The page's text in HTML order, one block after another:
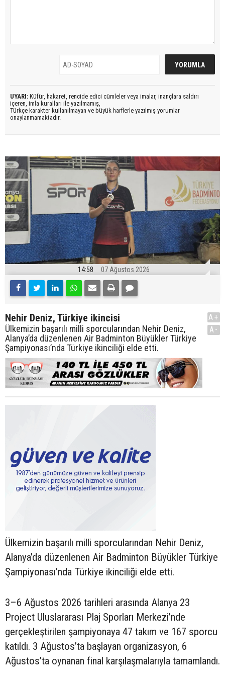
UYARI: Küfür, hakaret, rencide edici cümleler veya imalar, inançlara saldırı
içeren, imla kuralları ile yazılmamış,
Türkçe karakter kullanılmayan ve büyük harflerle yazılmış yorumlar
onaylanmamaktadır.
14:58 07 Ağustos 2026
Nehir Deniz, Türkiye ikincisi
Ülkemizin başarılı milli sporcularından Nehir Deniz,
Alanya’da düzenlenen Air Badminton Büyükler Türkiye
Şampiyonası’nda Türkiye ikinciliği elde etti.
A+
A-
Ülkemizin başarılı milli sporcularından Nehir Deniz,
Alanya’da düzenlenen Air Badminton Büyükler Türkiye
Şampiyonası’nda Türkiye ikinciliği elde etti.
3–6 Ağustos 2026 tarihleri arasında Alanya 23
Project Uluslararası Plaj Sporları Merkezi’nde
gerçekleştirilen şampiyonaya 47 takım ve 167 sporcu
katıldı. 3 Ağustos’ta başlayan organizasyon, 6
Ağustos’ta oynanan final karşılaşmalarıyla tamamlandı.